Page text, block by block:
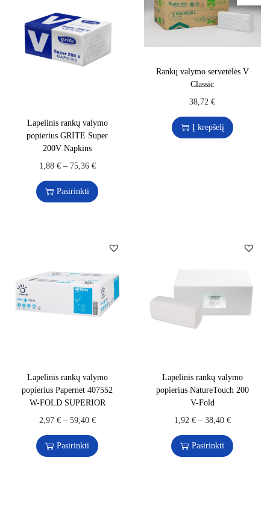
Lapelinis rankų valymo
popierius GRITE Super
200V Napkins
1,88 €– 75,36 €
Pasirinkti
Rankų valymo servetėlės V
Classic
38,72€
Į krepšelį
Lapelinis rankų valymo
popierius Papernet 407552
W-FOLD SUPERIOR
2,97 €– 59,40 €
Pasirinkti
Lapelinis rankų valymo
popierius NatureTouch 200
V-Fold
1,92 €– 38,40 €
Pasirinkti